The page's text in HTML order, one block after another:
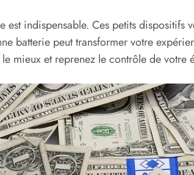
est indispensable. Ces petits dispositifs
batterie peut transformer votre
mieux et reprenez le contrôle de votre